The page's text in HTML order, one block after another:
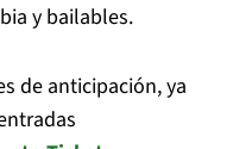
y bailables.
de anticipación, ya